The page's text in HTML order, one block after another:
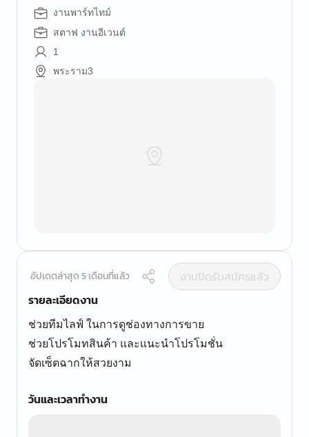
งานพาร์ทไทม์
สตาฟ งานอีเวนต์
1
พระราม3
อัปเดตล่าสุด 5 เดือนที่แล้ว
งานปิดรับสมัครแล้ว
รายละเอียดงาน
ช่วยทีมไลฟ์ ในการดูช่องทางการขาย
ช่วยโปรโมทสินค้า และแนะนำโปรโมชั่น
จัดเซ็ตฉากให้สวยงาม
วันและเวลาทำงาน